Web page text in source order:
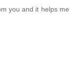
you and it helps me